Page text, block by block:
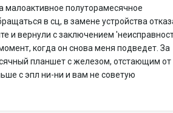
малоактивное полуторамесячное
в сц, в замене устройства
и вернули с заключением
когда он снова меня подведет. За
планшет с железом, отстающим от
с эпл ни-ни и вам не советую